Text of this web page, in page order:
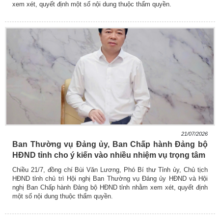
xem xét, quyết định một số nội dung thuộc thẩm quyền.
21/07/2026
Ban Thường vụ Đảng ủy, Ban Chấp hành Đảng bộ
HĐND tỉnh cho ý kiến vào nhiều nhiệm vụ trọng tâm
Chiều 21/7, đồng chí Bùi Văn Lương, Phó Bí thư Tỉnh ủy, Chủ tịch
HĐND tỉnh chủ trì Hội nghị Ban Thường vụ Đảng ủy HĐND và Hội
nghị Ban Chấp hành Đảng bộ HĐND tỉnh nhằm xem xét, quyết định
một số nội dung thuộc thẩm quyền.